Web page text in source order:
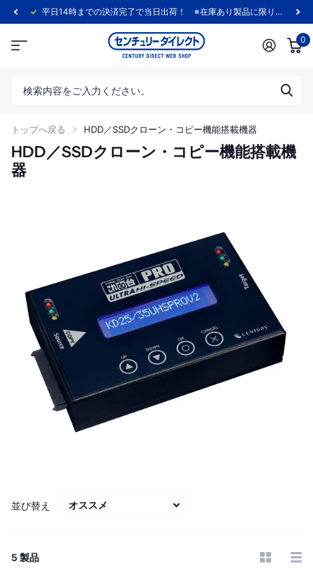
平日14時までの決済完了で当日出荷！ ※在庫あり製品に限ります。
0
トップへ戻る HDD／SSDクローン・コピー機能搭載機器
HDD／SSDクローン・コピー機能搭載機
器
5 製品
並び替え